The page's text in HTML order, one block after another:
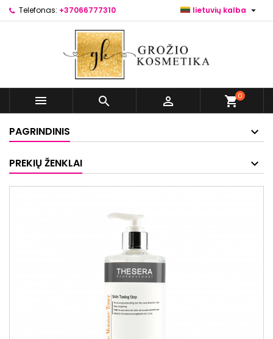
Telefonas: +37066777310 lietuvių kalba 
   shopping_cart0
PAGRINDINIS
PREKIŲ ŽENKLAI